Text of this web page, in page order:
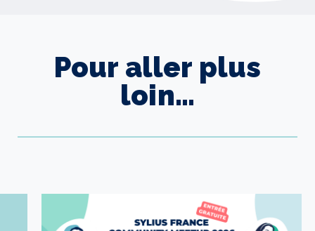
Pour aller plus
loin…